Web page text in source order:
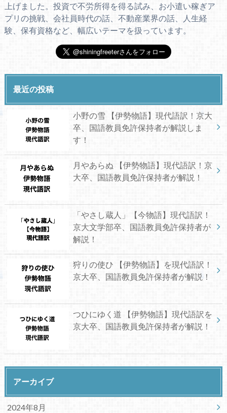
上げました。投資で不労所得を得る試み、お小遣い稼ぎア
プリの挑戦、会社員時代の話、不動産業界の話、人生経
験、保有資格など、幅広いテーマを扱っています。
最近の投稿
小野の雪 【伊勢物語】現代語訳！京大
卒、国語教員免許保持者が解説しま
す！
月やあらぬ 【伊勢物語】現代語訳！京
大卒、国語教員免許保持者が解説！
「やさし蔵人」【今物語】現代語訳！
京大文学部卒、国語教員免許保持者が
解説！
狩りの使ひ 【伊勢物語】を現代語訳！
京大卒、国語教員免許保持者が解説！
つひにゆく道 【伊勢物語】現代語訳を
京大卒、国語教員免許保持者が解説！
アーカイブ
2024年8月